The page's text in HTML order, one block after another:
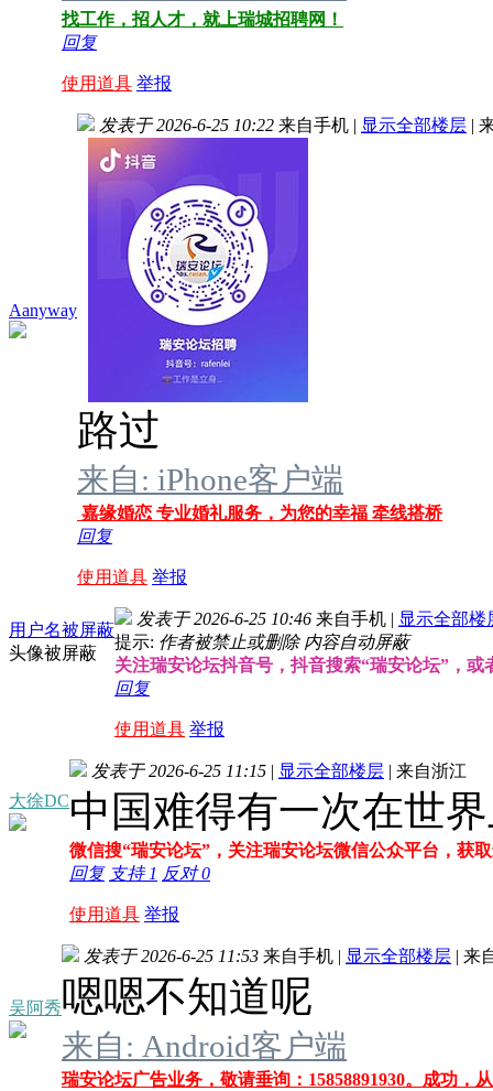
找工作，招人才，就上瑞城招聘网！
回复
使用道具 举报
Aanyway
发表于 2026-6-25 10:22 来自手机 | 显示全部楼层 |
路过
来自: iPhone客户端
嘉缘婚恋 专业婚礼服务，为您的幸福 牵线搭桥
回复
使用道具 举报
用户名被屏蔽
头像被屏蔽
发表于 2026-6-25 10:46 来自手机 | 显示全部楼
提示: 作者被禁止或删除 内容自动屏蔽
关注瑞安论坛抖音号，抖音搜索“瑞安论坛”，或
回复
使用道具 举报
大徐DC
发表于 2026-6-25 11:15 | 显示全部楼层 | 来自浙江
中国难得有一次在世
微信搜“瑞安论坛”，关注瑞安论坛微信公众平台，获
回复 支持 1 反对0
使用道具 举报
吴阿秀
发表于 2026-6-25 11:53 来自手机 | 显示全部楼层 | 来
嗯嗯不知道呢
来自: Android客户端
瑞安论坛广告业务，敬请垂询：15858891930。成功，